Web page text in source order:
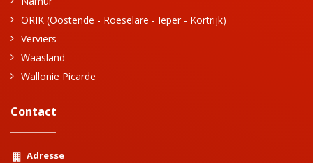
ORIK (Oostende - Roeselare - Ieper - Kortrijk)
Verviers
Waasland
Wallonie Picarde
Contact
Adresse